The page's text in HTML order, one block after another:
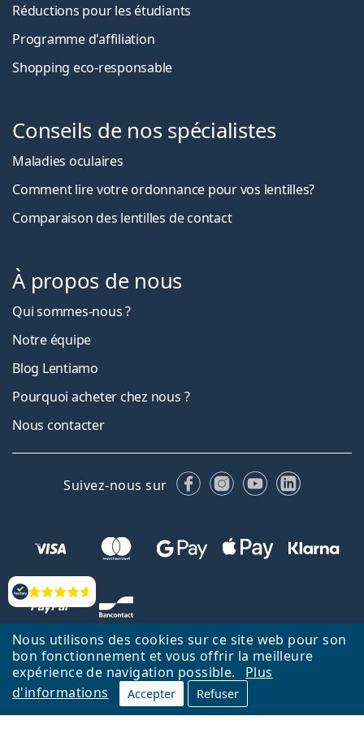
Nous utilisons des cookies sur ce site web pour son
bon fonctionnement et vous offrir la meilleure
expérience de navigation possible.
Plus
d'informations
Accepter Refuser
Évaluation
Réductions pour les étudiants
Programme d'affiliation
Shopping eco-responsable
Conseils de nos spécialistes
Maladies oculaires
Comment lire votre ordonnance pour vos lentilles?
Comparaison des lentilles de contact
À propos de nous
Qui sommes-nous ?
Notre équipe
Blog Lentiamo
Pourquoi acheter chez nous ?
Nous contacter
Suivez-nous sur FacebookInstagram
YouTubeLinkedIn
Retour à la page d'accueil Haut
Nederlands